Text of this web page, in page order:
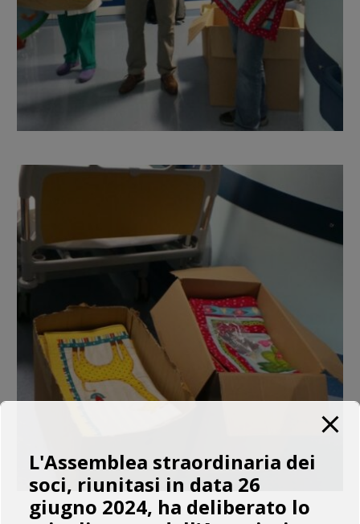
L'Assemblea straordinaria dei
soci, riunitasi in data 26
giugno 2024, ha deliberato lo